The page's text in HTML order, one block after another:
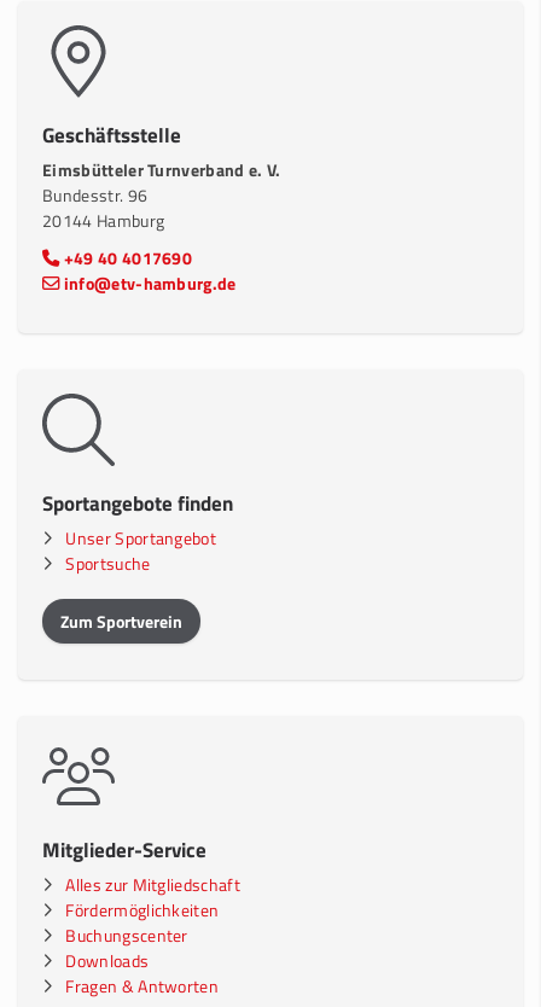
Geschäftsstelle
Eimsbütteler Turnverband e. V.
Bundesstr. 96
20144 Hamburg
+49 40 4017690
info@etv-hamburg.de
Sportangebote finden
Unser Sportangebot
Sportsuche
Zum Sportverein
Mitglieder-Service
Alles zur Mitgliedschaft
Fördermöglichkeiten
Buchungscenter
Downloads
Fragen & Antworten